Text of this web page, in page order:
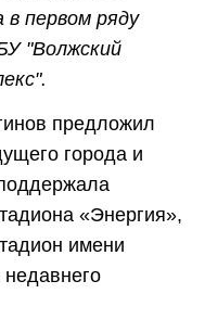
первом ряду
"Волжский
предложил
города и
«Энергия»,
имени